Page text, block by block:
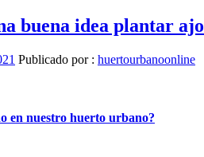
buena idea plantar
Publicado por : huertourbanoonline
en nuestro huerto urbano?